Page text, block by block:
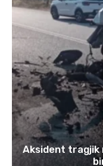
Aksident tragjik